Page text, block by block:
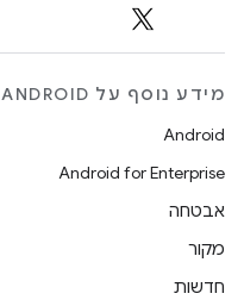
מידע נוסף על ANDROID
Android
Android for Enterprise
אבטחה
מקור
חדשות